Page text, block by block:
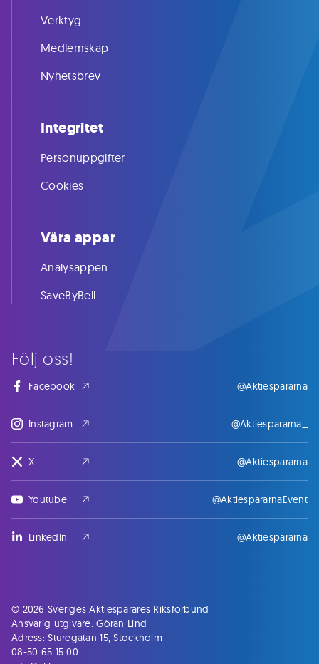
Följ oss!
Facebook @Aktiespararna
Instagram @Aktiespararna_
X @Aktiespararna
Youtube @AktiespararnaEvent
LinkedIn @Aktiespararna
Verktyg
Medlemskap
Nyhetsbrev
Integritet
Personuppgifter
Cookies
Våra appar
Analysappen
SaveByBell
© 2026 Sveriges Aktiesparares Riksförbund
Ansvarig utgivare: Göran Lind
Adress: Sturegatan 15, Stockholm
08-50 65 15 00